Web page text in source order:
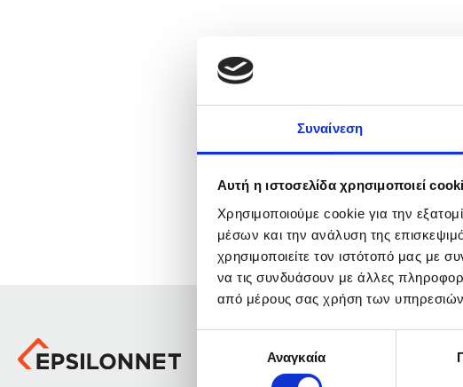
Συναίνεση
Αυτή η ιστοσελίδα χρησιμοποιεί
Χρησιμοποιούμε cookie για την
μέσων και την ανάλυση της
χρησιμοποιείτε τον ιστότοπό μας με
να τις συνδυάσουν με άλλες
από μέρους σας χρήση των
συγκατάθεσηςΑναγκαία
Ενδιαφέρομαι